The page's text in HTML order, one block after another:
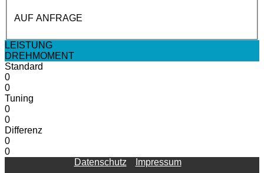
AUF ANFRAGE
LEISTUNG
DREHMOMENT
Standard
0
0
Tuning
0
0
Differenz
0
0
Datenschutz
Impressum